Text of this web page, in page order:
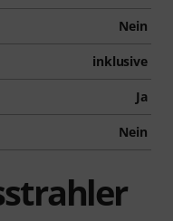
Nein
inklusive
Ja
Nein